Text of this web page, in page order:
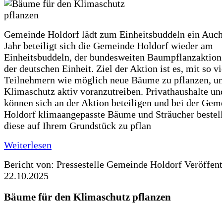
Gemeinde Holdorf lädt zum Einheitsbuddeln ein
Jahr beteiligt sich die Gemeinde Holdorf wieder am
Einheitsbuddeln, der bundesweiten
der deutschen Einheit. Ziel der Aktion ist es, mit so
Teilnehmern wie möglich neue Bäume zu pflanzen,
Klimaschutz aktiv voranzutreiben. Privathaushalte
können sich an der Aktion beteiligen und bei der
Holdorf klimaangepasste Bäume und Sträucher
diese auf Ihrem Grundstück zu pflan
Weiterlesen
Bericht von: Pressestelle Gemeinde Holdorf
22.10.2025
Bäume für den Klimaschutz pflanzen